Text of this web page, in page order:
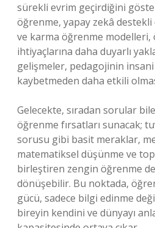
sürekli evrim geçirdiğini
öğrenme, yapay zekâ
ve karma öğrenme
ihtiyaçlarına daha duyarlı
gelişmeler, pedagojinin
kaybetmeden daha etkili
Gelecekte, sıradan sorular
öğrenme fırsatları sunacak;
sorusu gibi basit meraklar,
matematiksel düşünme ve
birleştiren zengin öğrenme
dönüşebilir. Bu noktada,
gücü, sadece bilgi edinme
bireyin kendini ve dünyayı